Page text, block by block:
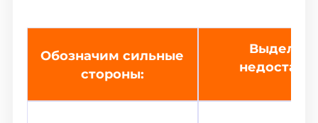
Обозначим сильные
стороны:
Выделим